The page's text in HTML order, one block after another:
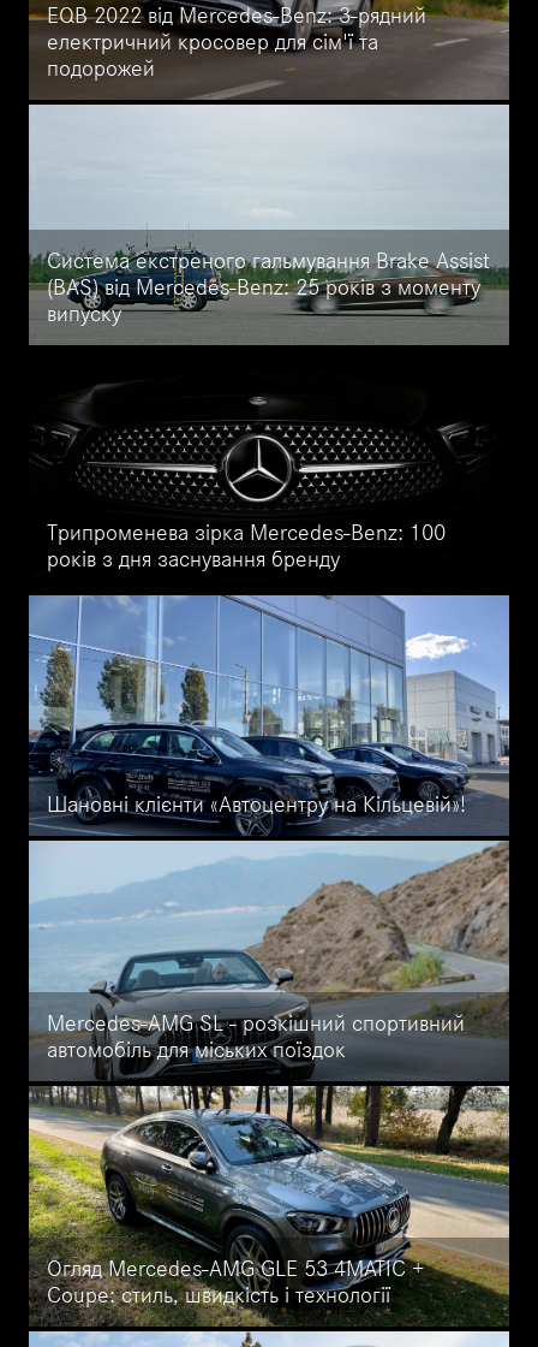
EQB 2022 від Mercedes-Benz: 3-рядний
електричний кросовер для сім'ї та
подорожей
Великий огляд EQB 2022 від Mercedes-Benz від офіційного
Система екстреного гальмування Brake Assist
(BAS) від Mercedes-Benz: 25 років з моменту
випуску
Трипроменева зірка Mercedes-Benz: 100
років з дня заснування бренду
5 листопада 2021 року Мерседес відзначає 100-річний ювілей.
Дізнайтеся більше про історію бренду і особливості автомобілів
цієї марки.
Шановні клієнти «Автоцентру на Кільцевій»!
Автоцентр на Кільцевій продовжує працювати за звичайним
графіком. Звертаємо Вашу увагу, що на виконання вимог
Виконавчого органу Київської міської ради Протоколу №68 вiд
28.10.2021 з 01 листопада 2021 року в автосалоні діє
спеціальний режим доступу відвідувачів.
Mercedes-AMG SL - розкішний спортивний
автомобіль для міських поїздок
Mercedes SL - це ікона, унікальний спортивний автомобіль
протягом 70 років. Нова модель стала вдосконаленою версією
попередніх.
Огляд Mercedes-AMG GLE 53 4MATIC +
Coupe: стиль, швидкість і технології
Великий огляд спортивного кросовера Mercedes-AMG GLE 53